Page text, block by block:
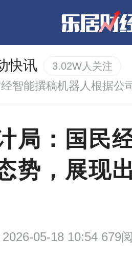
快讯 3.02W人关注
局：国民
势，展现
2026-05-18 10:54 679